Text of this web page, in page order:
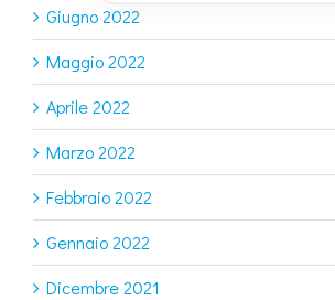
Giugno 2022
Maggio 2022
Aprile 2022
Marzo 2022
Febbraio 2022
Gennaio 2022
Dicembre 2021